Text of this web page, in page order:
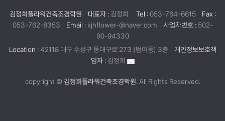
김정희플라워건축조경학원 대표자 : 김정희 Tel : 053-764-6615
Fax :
053-762-8353
Email : kjhflower-@naver.com 사업자번호 : 502-
90-94330
Location :42118 대구 수성구 동대구로 273 (범어동) 3층
개인정보보호책
임자 : 김정희
copyright © 김정희플라워건축조경학원.All Rights Reserved.